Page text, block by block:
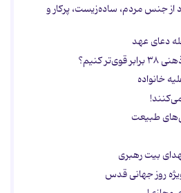
جنس مردم، ساده‌زیست، پرکار و
دعای عهد
کنیم؟
طبیعت
بیت رهبری
روز جهانی قدس